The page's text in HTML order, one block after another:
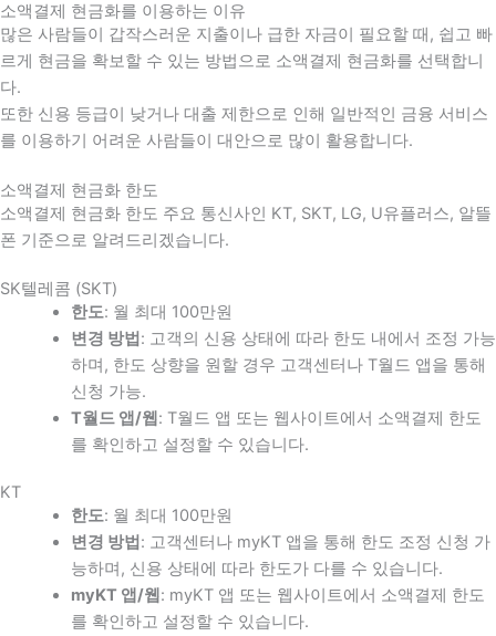
소액결제 현금화를 이용하는 이유
많은 사람들이 갑작스러운 지출이나 급한 자금이 필요할 때 , 쉽고 빠
르게 현금을 확보할 수 있는 방법으로 소액결제 현금화를 선택합니
다.
또한 신용 등급이 낮거나 대출 제한으로 인해 일반적인 금융 서비스
를 이용하기 어려운 사람들이 대안으로 많이 활용합니다.
소액결제 현금화 한도
소액결제 현금화 한도 주요 통신사인 KT, SKT, LG, U유플러스, 알뜰
폰 기준으로 알려드리겠습니다.
SK텔레콤 (SKT)
한도: 월 최대 100만원
변경 방법 : 고객의 신용 상태에 따라 한도 내에서 조정 가능
하며, 한도 상향을 원할 경우 고객센터나 T월드 앱을 통해
신청 가능.
T월드 앱/웹 : T월드 앱 또는 웹사이트에서 소액결제 한도
를 확인하고 설정할 수 있습니다.
KT
한도: 월 최대 100만원
변경 방법 : 고객센터나 myKT 앱을 통해 한도 조정 신청 가
능하며, 신용 상태에 따라 한도가 다를 수 있습니다.
myKT 앱/웹 : myKT 앱 또는 웹사이트에서 소액결제 한도
를 확인하고 설정할 수 있습니다.